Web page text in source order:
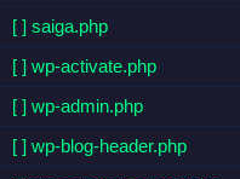
[ ] saiga.php
[ ] wp-activate.php
[ ] wp-admin.php
[ ] wp-blog-header.php